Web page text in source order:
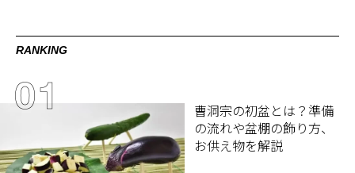
RANKING
曹洞宗の初盆とは？準備
の流れや盆棚の飾り方、
お供え物を解説